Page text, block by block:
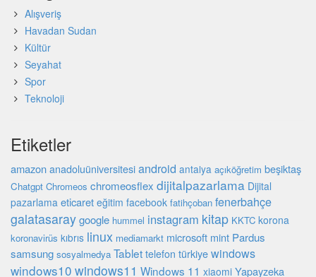
Alışveriş
Havadan Sudan
Kültür
Seyahat
Spor
Teknoloji
Etiketler
amazon anadoluüniversitesi android antalya açıköğretim beşiktaş
Chatgpt Chromeos chromeosflex dijitalpazarlama Dijital
pazarlama eticaret eğitim facebook fatihçoban fenerbahçe
galatasaraygoogle hummel instagram kitap KKTC korona
koronavirüs kıbrıs linux mediamarkt microsoft mint Pardus
samsung sosyalmedya Tablet telefon türkiyewindows
windows10 windows11 Windows 11 xiaomi Yapayzeka